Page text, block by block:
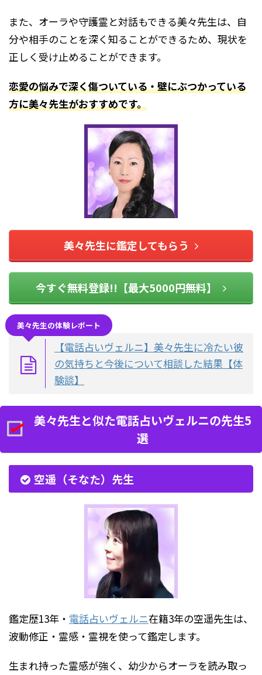
また、オーラや守護霊と対話もできる美々先生は、自
分や相手のことを深く知ることができるため、現状を
正しく受け止めることができます。
恋愛の悩みで深く傷ついている・壁にぶつかっている
方に美々先生がおすすめです。
美々先生に鑑定してもらう
今すぐ無料登録!!【最大5000円無料】
美々先生の体験レポート
【電話占いヴェルニ】美々先生に冷たい彼
の気持ちと今後について相談した結果【体
験談】
美々先生と似た電話占いヴェルニの先生5
選
空遥（そなた）先生
鑑定歴13年・ 電話占いヴェルニ在籍3年の空遥先生は、
波動修正・霊感・霊視を使って鑑定します。
生まれ持った霊感が強く、幼少からオーラを読み取っ